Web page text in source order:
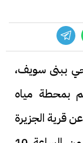
ببنى سويف،
بمحطة مياه
قرية الجزيرة